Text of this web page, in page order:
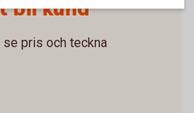
bli kund
se pris och teckna